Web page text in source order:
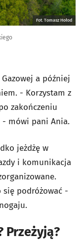
Fot. Tomasz Hołod
a później
- Korzystam z
zakończeniu
- mówi pani Ania.
jeżdżę w
i komunikacja
się podróżować -
Przeżyją?